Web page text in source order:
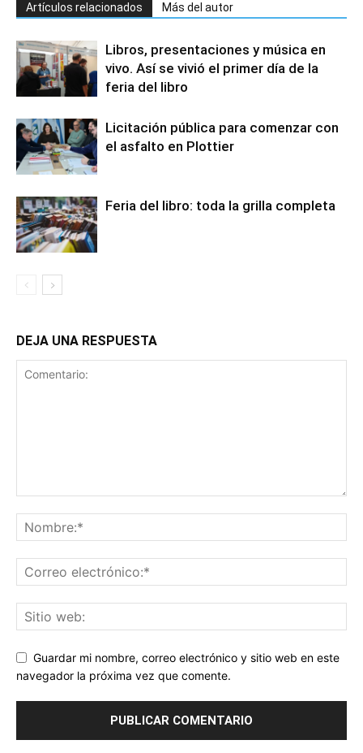
Artículos relacionados Más del autor
Libros, presentaciones y música en
vivo. Así se vivió el primer día de la
feria del libro
Licitación pública para comenzar con
el asfalto en Plottier
Feria del libro: toda la grilla completa
DEJA UNA RESPUESTA
Guardar mi nombre, correo electrónico y sitio web en este
navegador la próxima vez que comente.